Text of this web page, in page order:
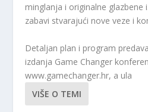
minglanja i originalne glazbene
zabavi stvarajući nove veze i
Detaljan plan i program
izdanja Game Changer
www.gamechanger.hr, a ula
VIŠE O TEMI